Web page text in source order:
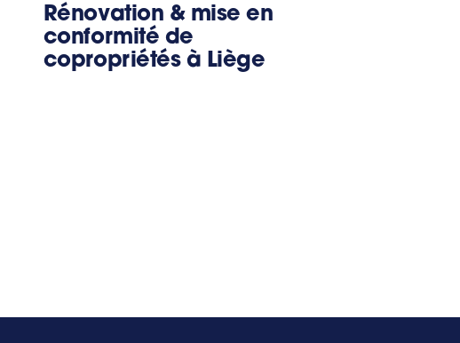
Rénovation & mise en
conformité de
copropriétés à Liège